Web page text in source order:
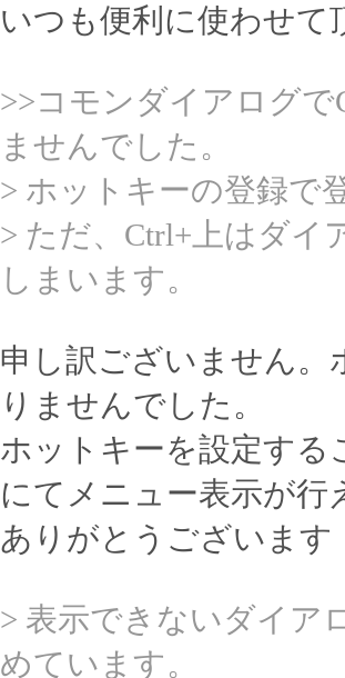
いつも便利に使わせて
>>コモンダイアログ
ませんでした。
> ホットキーの登録で
> ただ、Ctrl+上はダイ
しまいます。
申し訳ございません。
りませんでした。
ホットキーを設定する
にてメニュー表示が行
ありがとうございます
> 表示できないダイア
めています。